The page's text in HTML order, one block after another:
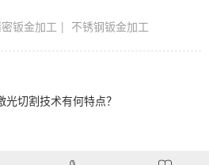
钣金加工 不锈钢钣金加工
切割技术有何特点？